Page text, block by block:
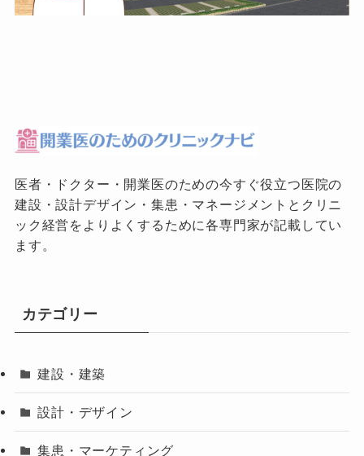
医者・ドクター・開業医のための今すぐ役立つ医院の
建設・設計デザイン・集患・マネージメントとクリニ
ック経営をよりよくするために各専門家が記載してい
ます。
カテゴリー
建設・建築
設計・デザイン
集患・マーケティング